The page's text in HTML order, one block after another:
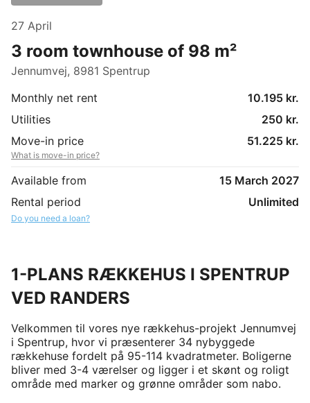
27 April
3 room townhouse of 98 m²
Jennumvej, 8981 Spentrup
Monthly net rent
10.195 kr.
Utilities
250 kr.
Move-in price
51.225 kr.
What is move-in price?
Available from
15 March 2027
Rental period
Unlimited
Do you need a loan?
1-PLANS RÆKKEHUS I SPENTRUP
VED RANDERS
Velkommen til vores nye rækkehus-projekt Jennumvej
i Spentrup, hvor vi præsenterer 34 nybyggede
rækkehuse fordelt på 95-114 kvadratmeter. Boligerne
bliver med 3-4 værelser og ligger i et skønt og roligt
område med marker og grønne områder som nabo.